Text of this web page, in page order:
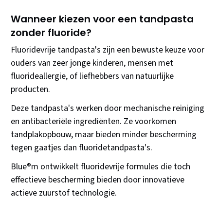
Wanneer kiezen voor een tandpasta
zonder fluoride?
Fluoridevrije tandpasta's zijn een bewuste keuze voor
ouders van zeer jonge kinderen, mensen met
fluorideallergie, of liefhebbers van natuurlijke
producten.
Deze tandpasta's werken door mechanische reiniging
en antibacteriële ingrediënten. Ze voorkomen
tandplakopbouw, maar bieden minder bescherming
tegen gaatjes dan fluoridetandpasta's.
Blue®m ontwikkelt fluoridevrije formules die toch
effectieve bescherming bieden door innovatieve
actieve zuurstof technologie.